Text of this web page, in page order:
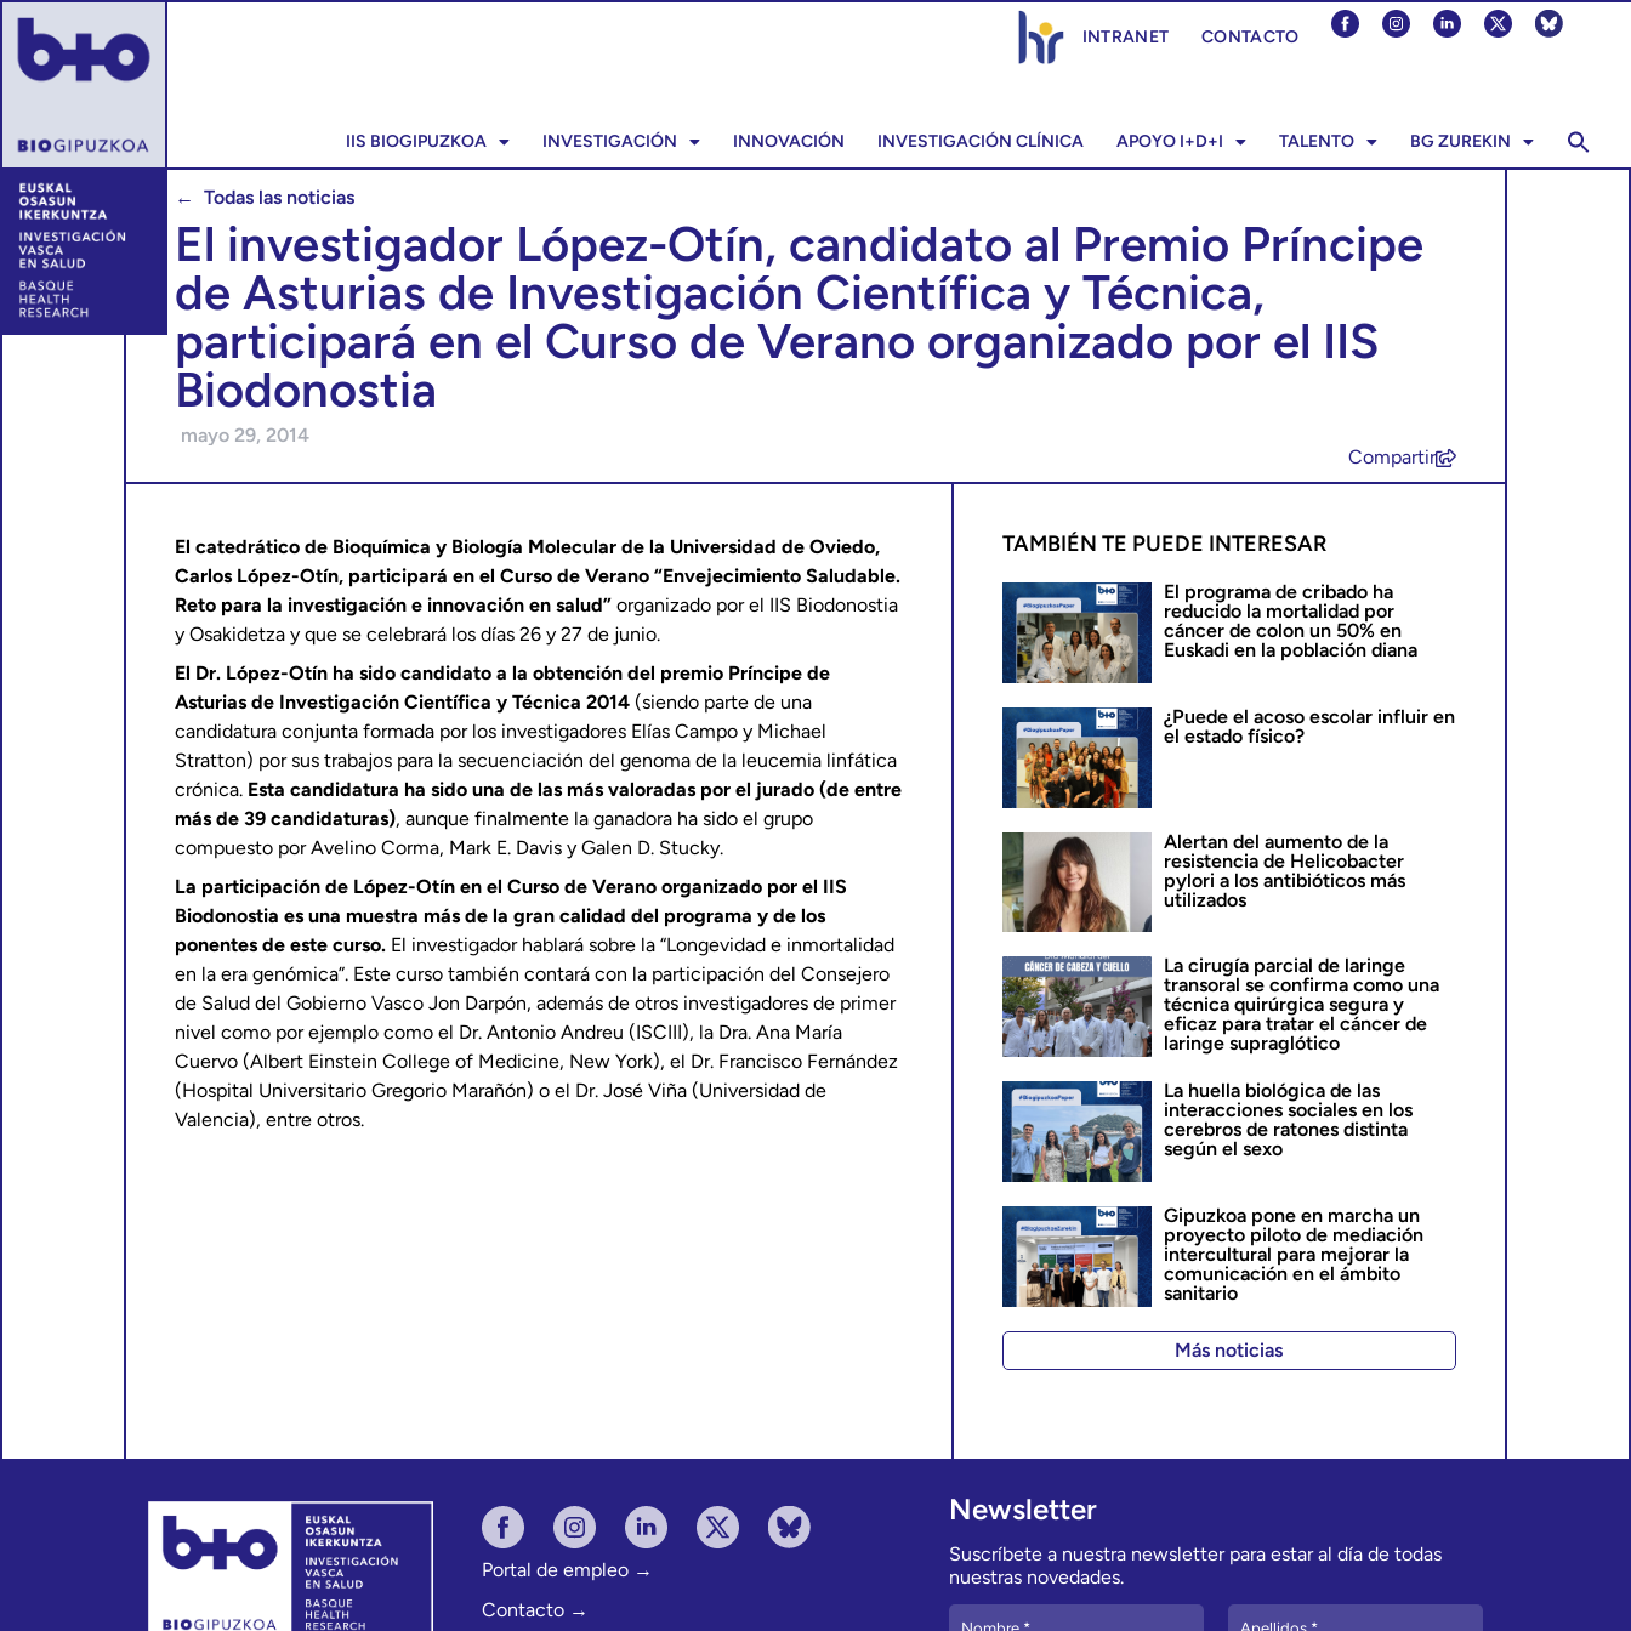
INTRANET CONTACTO
IIS BIOGIPUZKOA INVESTIGACIÓN INNOVACIÓN INVESTIGACIÓN CLÍNICA APOYO I+D+I TALENTO BG ZUREKIN
← Todas las noticias
El investigador López-Otín, candidato al Premio Príncipe
de Asturias de Investigación Científica y Técnica,
participará en el Curso de Verano organizado por el IIS
Biodonostia
mayo 29, 2014
Compartir
El catedrático de Bioquímica y Biología Molecular de la Universidad de Oviedo,
Carlos López-Otín, participará en el Curso de Verano “Envejecimiento Saludable.
Reto para la investigación e innovación en salud” organizado por el IIS Biodonostia
y Osakidetza y que se celebrará los días 26 y 27 de junio.
El Dr. López-Otín ha sido candidato a la obtención del premio Príncipe de
Asturias de Investigación Científica y Técnica 2014 (siendo parte de una
candidatura conjunta formada por los investigadores Elías Campo y Michael
Stratton) por sus trabajos para la secuenciación del genoma de la leucemia linfática
crónica. Esta candidatura ha sido una de las más valoradas por el jurado (de entre
más de 39 candidaturas), aunque finalmente la ganadora ha sido el grupo
compuesto por Avelino Corma, Mark E. Davis y Galen D. Stucky.
La participación de López-Otín en el Curso de Verano organizado por el IIS
Biodonostia es una muestra más de la gran calidad del programa y de los
ponentes de este curso. El investigador hablará sobre la “Longevidad e inmortalidad
en la era genómica”. Este curso también contará con la participación del Consejero
de Salud del Gobierno Vasco Jon Darpón, además de otros investigadores de primer
nivel como por ejemplo como el Dr. Antonio Andreu (ISCIII), la Dra. Ana María
Cuervo (Albert Einstein College of Medicine, New York), el Dr. Francisco Fernández
(Hospital Universitario Gregorio Marañón) o el Dr. José Viña (Universidad de
Valencia), entre otros.
TAMBIÉN TE PUEDE INTERESAR
El programa de cribado ha
reducido la mortalidad por
cáncer de colon un 50% en
Euskadi en la población diana
¿Puede el acoso escolar influir en
el estado físico?
Alertan del aumento de la
resistencia de Helicobacter
pylori a los antibióticos más
utilizados
La cirugía parcial de laringe
transoral se confirma como una
técnica quirúrgica segura y
eficaz para tratar el cáncer de
laringe supraglótico
La huella biológica de las
interacciones sociales en los
cerebros de ratones distinta
según el sexo
Gipuzkoa pone en marcha un
proyecto piloto de mediación
intercultural para mejorar la
comunicación en el ámbito
sanitario
Más noticias
Portal de empleo →
Contacto →
Newsletter
Suscríbete a nuestra newsletter para estar al día de todas
nuestras novedades.